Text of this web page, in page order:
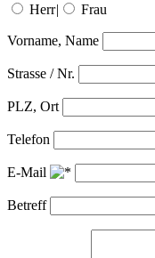
Herr| Frau
Vorname, Name
Strasse / Nr.
PLZ, Ort
Telefon
E-Mail
Betreff